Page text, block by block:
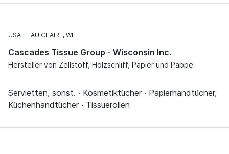
USA EAU CLAIRE, WI
Cascades Tissue Group - Wisconsin Inc.
Hersteller von Zellstoff, Holzschliff, Papier und Pappe
Servietten, sonst. · Kosmetiktücher · Papierhandtücher,
Küchenhandtücher · Tissuerollen